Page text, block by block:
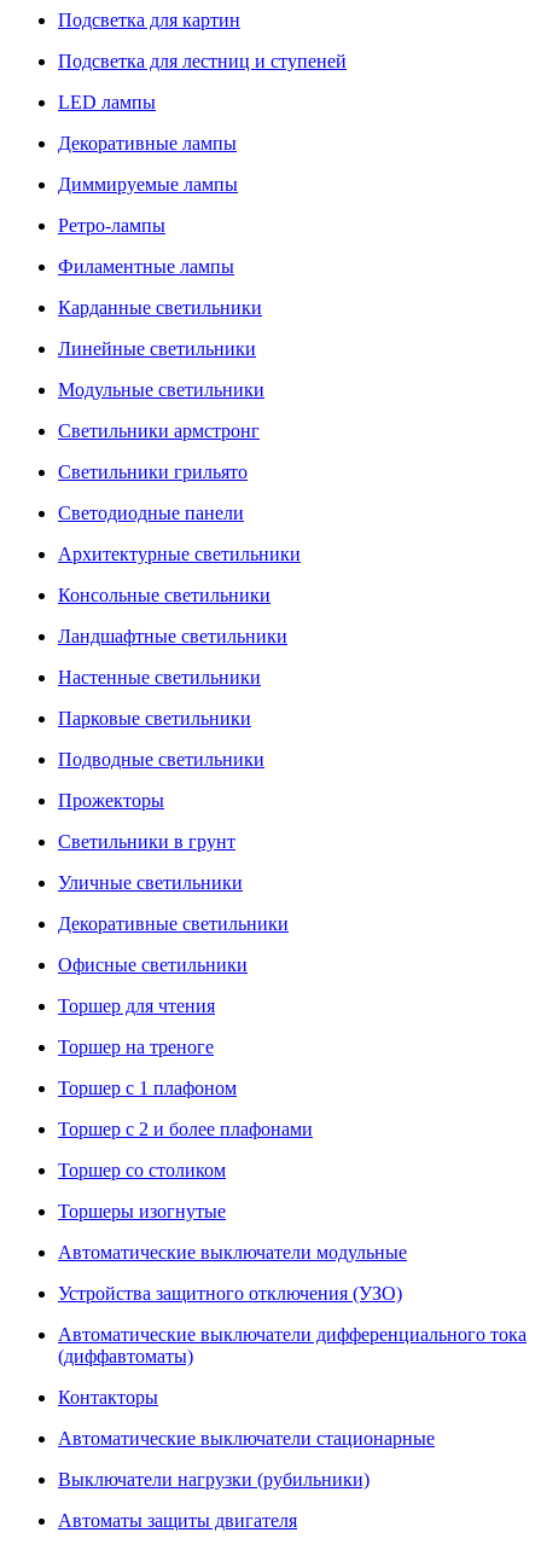
Подсветка для картин
Подсветка для лестниц и ступеней
LED лампы
Декоративные лампы
Диммируемые лампы
Ретро-лампы
Филаментные лампы
Карданные светильники
Линейные светильники
Модульные светильники
Светильники армстронг
Светильники грильято
Светодиодные панели
Архитектурные светильники
Консольные светильники
Ландшафтные светильники
Настенные светильники
Парковые светильники
Подводные светильники
Прожекторы
Светильники в грунт
Уличные светильники
Декоративные светильники
Офисные светильники
Торшер для чтения
Торшер на треноге
Торшер с 1 плафоном
Торшер с 2 и более плафонами
Торшер со столиком
Торшеры изогнутые
Автоматические выключатели модульные
Устройства защитного отключения (УЗО)
Автоматические выключатели дифференциального тока
(диффавтоматы)
Контакторы
Автоматические выключатели стационарные
Выключатели нагрузки (рубильники)
Автоматы защиты двигателя